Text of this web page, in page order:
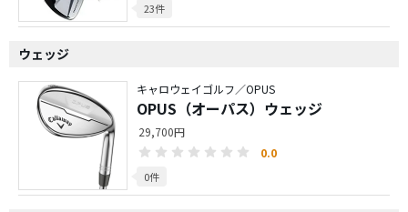
23件
ウェッジ
キャロウェイゴルフ／OPUS
OPUS（オーパス）ウェッジ
29,700円
0.0
0件